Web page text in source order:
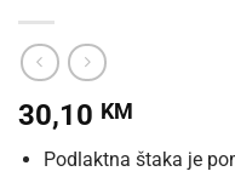
30,10 KM
Podlaktna štaka je